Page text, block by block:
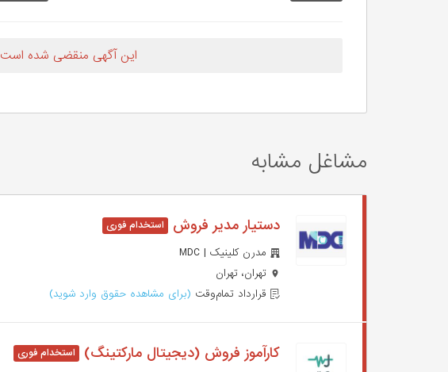
این آگهی منقضی شده است
مشاغل مشابه
دستیار مدیر فروش
مدرن کلینیک | MDC
تهران، تهران
قرارداد تمام‌وقت (برای مشاهده حقوق وارد شوید)
کارآموز فروش (دیجیتال مارکتینگ)